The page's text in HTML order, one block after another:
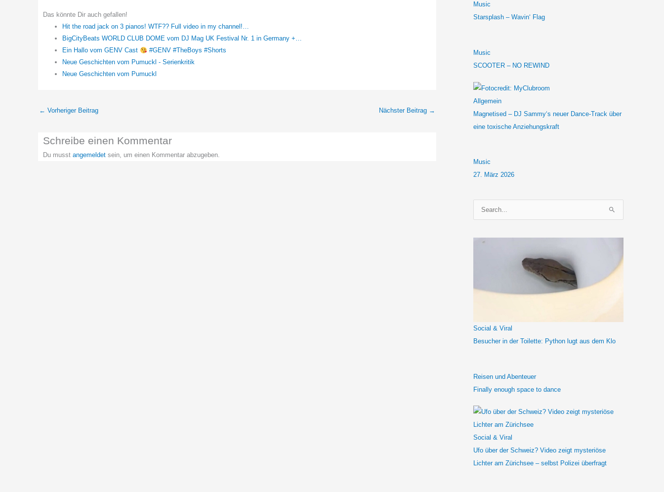
Das könnte Dir auch gefallen!
Hit the road jack on 3 pianos! WTF?? Full video in my channel!…
BigCityBeats WORLD CLUB DOME vom DJ Mag UK Festival Nr. 1 in Germany +…
Ein Hallo vom GENV Cast
#GENV #TheBoys #Shorts
Neue Geschichten vom Pumuckl - Serienkritik
Neue Geschichten vom Pumuckl
← Vorheriger Beitrag Nächster Beitrag →
Schreibe einen Kommentar
Du musst angemeldet sein, um einen Kommentar abzugeben.
Music
Starsplash – Wavin‘ Flag
Music
SCOOTER – NO REWIND
Allgemein
Magnetised – DJ Sammy‘s neuer Dance-Track über
eine toxische Anziehungskraft
Music
27. März 2026
u
h
Social & Viral
Besucher in der Toilette: Python lugt aus dem Klo
Reisen und Abenteuer
Finally enough space to dance
Social & Viral
Ufo über der Schweiz? Video zeigt mysteriöse
Lichter am Zürichsee – selbst Polizei überfragt